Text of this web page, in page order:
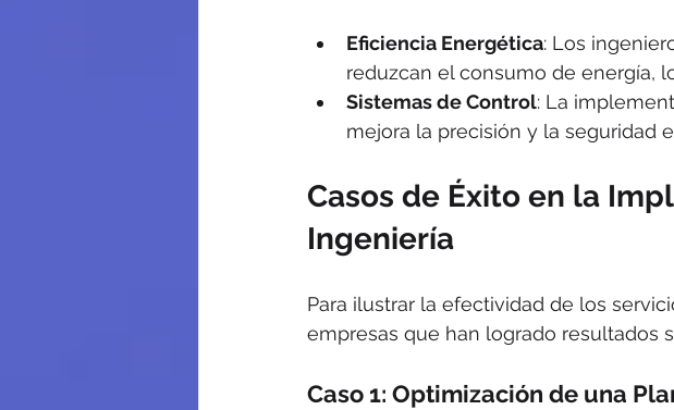
Eficiencia Energética: Los
reduzcan el consumo de energía,
Sistemas de Control: La
mejora la precisión y la seguridad
Casos de Éxito en la
Ingeniería
Para ilustrar la efectividad de los
empresas que han logrado resultados
Caso 1: Optimización de una